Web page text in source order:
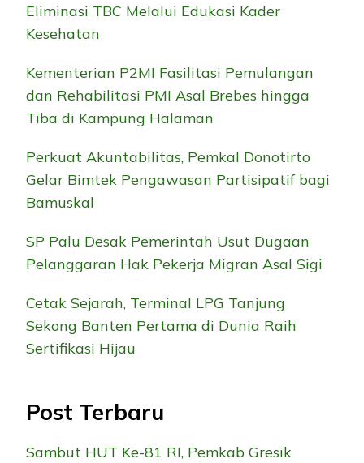
Eliminasi TBC Melalui Edukasi Kader
Kesehatan
Kementerian P2MI Fasilitasi Pemulangan
dan Rehabilitasi PMI Asal Brebes hingga
Tiba di Kampung Halaman
Perkuat Akuntabilitas, Pemkal Donotirto
Gelar Bimtek Pengawasan Partisipatif bagi
Bamuskal
SP Palu Desak Pemerintah Usut Dugaan
Pelanggaran Hak Pekerja Migran Asal Sigi
Cetak Sejarah, Terminal LPG Tanjung
Sekong Banten Pertama di Dunia Raih
Sertifikasi Hijau
Post Terbaru
Sambut HUT Ke-81 RI, Pemkab Gresik